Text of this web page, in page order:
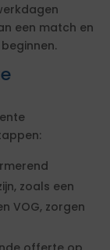
een match en
zoals een
VOG, zorgen